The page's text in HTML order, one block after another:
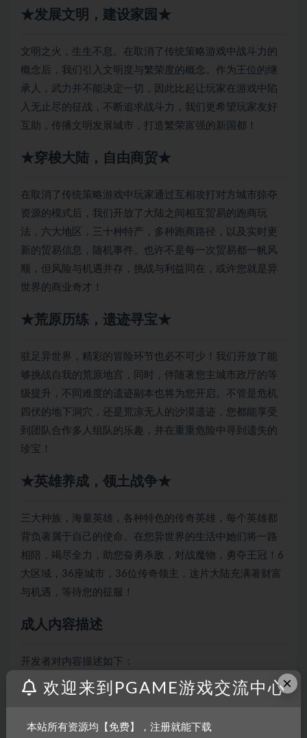
★发展文明，建设家园★
文明之火，生生不息。在取消了传统策略游戏中战斗力的
概念后，我们引入文明度与繁荣度的概念。作为王位的继
承人，武力并不能决定一切，因此比起让玩家在游戏中陷
入无止尽的征战，不断追求战斗力，我们更希望玩家友好
互助，传播文明发展城市，打造繁荣富强的新国都！
★穿梭大陆，自由商贸★
在取消了传统策略游戏中玩家通过互相攻打对方城市掠夺
资源的模式后，我们开放了大陆之间相互贸易的跑商玩
法，六大地区，三十种特产，多种跑商路径，以及实时更
新的贸易信息，随机事件。也许不是每一次贸易都一帆风
顺，但风险与机遇并存，挑战与利益同在，或许您就是异
世界的商业奇才！
★荒原历练，遗迹寻宝★
驻足异世界，精彩的冒险环节也必不可少！我们开放了能
够挑战自我的荒原地宫，同时，伴随著您主城市政厅的等
级提升，不同难度的遗迹副本也将为您开启。不管是危机
四伏的地下洞穴，还是荒凉无人的沙漠遗迹，您都能享受
到团队合作多人组队的乐趣，并在重重危险中寻到遗失的
珍宝！
★英雄养成，领土战争★
三大种族，海量英雄，各种特色的传奇英雄，每个英雄都
背负著属于自己的使命。在您异世界的生活中她们将一路
相陪，竭尽全力，助您奋勇杀敌，对战魔物，勇夺王冠！6
大区域，36座城市，36位传奇领主，这片大陆充满著财富
与机遇，等待您的征服！
成人内容描述
开发者对内容描述如下：
游戏中部分女性角色服饰有轻微裸露。
系统需求
×
欢迎来到PGAME游戏交流中心
本站所有资源均【免费】，注册就能下载